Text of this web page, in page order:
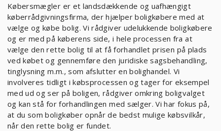
Købersmægler er et landsdækkende og uafhængigt
køberrådgivningsfirma, der hjælper boligkøbere med at
vælge og købe bolig. Vi rådgiver udelukkende boligkøbere
og er med på køberens side, i hele processen fra at
vælge den rette bolig til at få forhandlet prisen på plads
ved købet og gennemføre den juridiske sagsbehandling,
tinglysning m.m., som afslutter en bolighandel. Vi
involveres tidligt i købsprocessen og tager for eksempel
med ud og ser på boligen, rådgiver omkring boligvalget
og kan stå for forhandlingen med sælger. Vi har fokus på,
at du som boligkøber opnår de bedst mulige købsvilkår,
når den rette bolig er fundet.